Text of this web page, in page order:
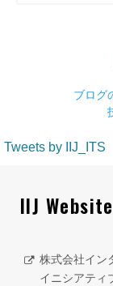
ブログ
Tweets by IIJ_ITS
IIJ
株式会社イン
イニシアティ